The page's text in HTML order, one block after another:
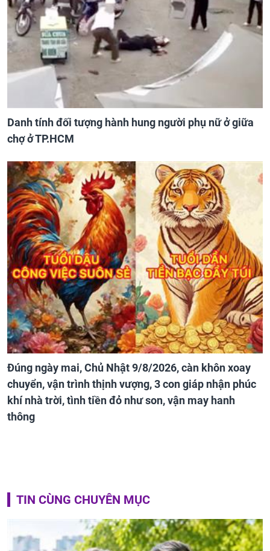
Danh tính đối tượng hành hung người phụ nữ ở giữa
chợ ở TP.HCM
Đúng ngày mai, Chủ Nhật 9/8/2026, càn khôn xoay
chuyển, vận trình thịnh vượng, 3 con giáp nhận phúc
khí nhà trời, tình tiền đỏ như son, vận may hanh
thông
TIN CÙNG CHUYÊN MỤC